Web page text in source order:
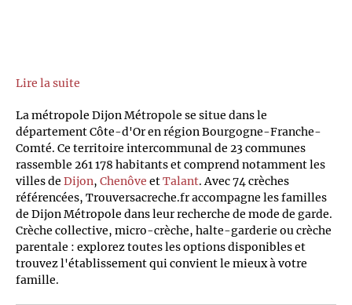
Lire la suite
La métropole Dijon Métropole se situe dans le
département Côte-d'Or en région Bourgogne-Franche-
Comté. Ce territoire intercommunal de 23 communes
rassemble 261 178 habitants et comprend notamment les
villes de Dijon, Chenôve etTalant. Avec 74 crèches
référencées, Trouversacreche.fr accompagne les familles
de Dijon Métropole dans leur recherche de mode de garde.
Crèche collective, micro-crèche, halte-garderie ou crèche
parentale : explorez toutes les options disponibles et
trouvez l'établissement qui convient le mieux à votre
famille.